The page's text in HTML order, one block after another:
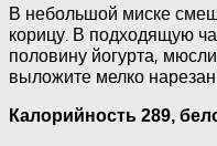
В небольшой миске
корицу. В подходящую
половину йогурта,
выложите мелко
Калорийность 289,